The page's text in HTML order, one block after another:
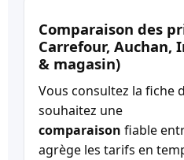
Comparaison des
Carrefour, Auchan,
& magasin)
Vous consultez la fiche
souhaitez une
comparaison fiable
agrège les tarifs en